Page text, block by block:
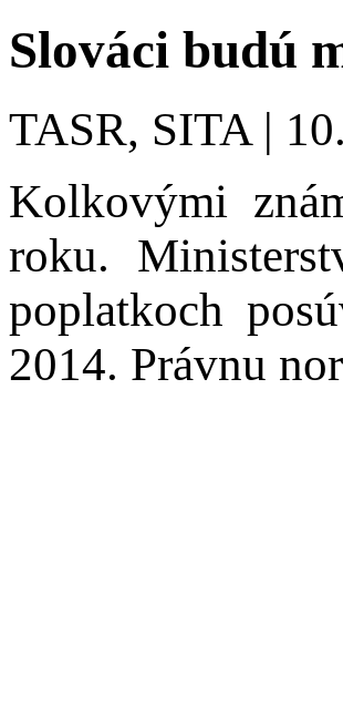
Slováci budú
TASR, SITA |
Kolkovými
roku.
poplatkoch
2014. Právnu